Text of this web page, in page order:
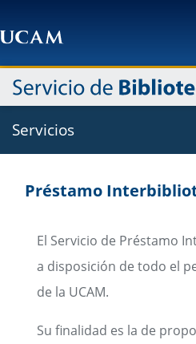
Servicios
Préstamo
El Servicio de Préstamo
a disposición de todo el
de la UCAM.
Su finalidad es la de